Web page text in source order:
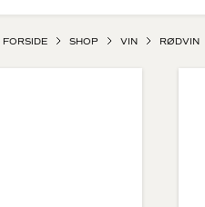
FORSIDE SHOP VIN RØDVIN